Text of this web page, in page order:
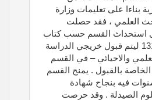
بناءا على تعليمات وزارة
العلمي ، فقد حصلت
استحداث القسم حسب كتاب
الوزارة المرقم 13160 ليتم قبول خريجي الدراسة
والاحيائي – في القسم
بالقبول . يمنح القسم
فيه بنجاح شهادة
الصيدلة . وقد حرصت